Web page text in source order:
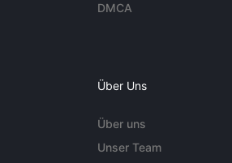
DMCA
Über Uns
Über uns
Unser Team